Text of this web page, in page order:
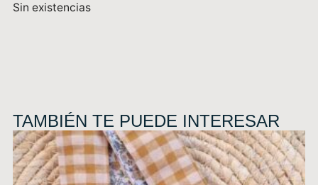
Sin existencias
TAMBIÉN TE PUEDE INTERESAR